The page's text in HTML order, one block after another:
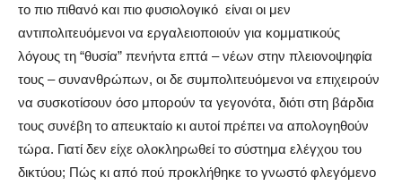
το πιο πιθανό και πιο φυσιολογικό είναι οι μεν
αντιπολιτευόμενοι να εργαλειοποιούν για κομματικούς
λόγους τη “θυσία” πενήντα επτά – νέων στην πλειονοψηφία
τους – συνανθρώπων, οι δε συμπολιτευόμενοι να επιχειρούν
να συσκοτίσουν όσο μπορούν τα γεγονότα, διότι στη βάρδια
τους συνέβη το απευκταίο κι αυτοί πρέπει να απολογηθούν
τώρα. Γιατί δεν είχε ολοκληρωθεί το σύστημα ελέγχου του
δικτύου; Πώς κι από πού προκλήθηκε το γνωστό φλεγόμενο